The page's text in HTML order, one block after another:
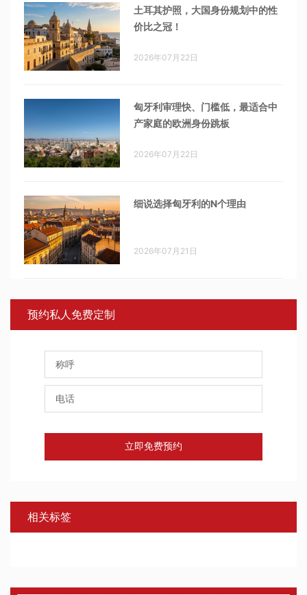
土耳其护照，大国身份规划中的性
价比之冠！
2026年07月22日
匈牙利审理快、门槛低，最适合中
产家庭的欧洲身份跳板
2026年07月22日
细说选择匈牙利的N个理由
2026年07月21日
预约私人免费定制
立即免费预约
相关标签